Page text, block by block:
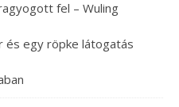
fel – Wuling
és egy röpke látogatás